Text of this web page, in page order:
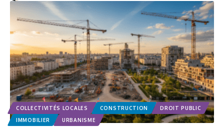
COLLECTIVITÉS LOCALES CONSTRUCTION
DROIT PUBLIC
IMMOBILIER
URBANISME